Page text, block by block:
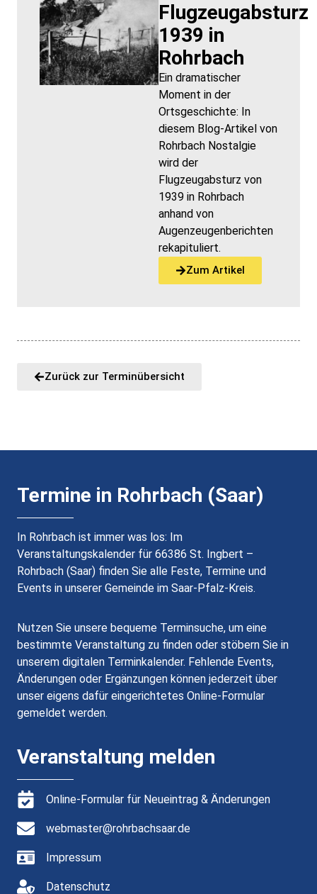
Flugzeugabsturz
1939 in
Rohrbach
Ein dramatischer
Moment in der
Ortsgeschichte: In
diesem Blog-Artikel von
Rohrbach Nostalgie
wird der
Flugzeugabsturz von
1939 in Rohrbach
anhand von
Augenzeugenberichten
rekapituliert.
Zum Artikel
Zurück zur Terminübersicht
Termine in Rohrbach (Saar)
In Rohrbach ist immer was los: Im
Veranstaltungskalender für 66386 St. Ingbert –
Rohrbach (Saar) finden Sie alle Feste, Termine und
Events in unserer Gemeinde im Saar-Pfalz-Kreis.
Nutzen Sie unsere bequeme Terminsuche, um eine
bestimmte Veranstaltung zu finden oder stöbern Sie in
unserem digitalen Terminkalender. Fehlende Events,
Änderungen oder Ergänzungen können jederzeit über
unser eigens dafür eingerichtetes Online-Formular
gemeldet werden.
Veranstaltung melden
Online-Formular für Neueintrag & Änderungen
webmaster@rohrbachsaar.de
Impressum
Datenschutz